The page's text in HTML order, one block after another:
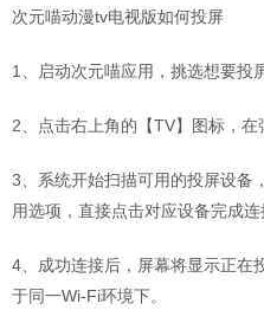
次元喵动漫tv电视版如何投屏
1、启动次元喵应用，挑选想要投
2、点击右上角的【TV】图标，在
3、系统开始扫描可用的投屏设备
用选项，直接点击对应设备完成连
4、成功连接后，屏幕将显示正在
于同一Wi-Fi环境下。